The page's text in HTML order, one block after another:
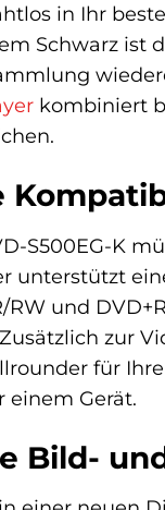
in Ihr
Schwarz ist
kombiniert
S500EG-K
unterstützt
RW und
zur
für
Gerät.
Bild-